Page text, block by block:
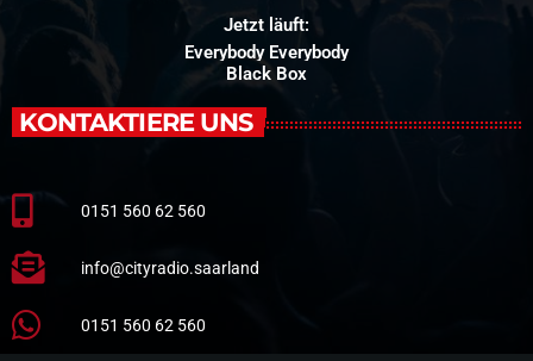
Jetzt läuft:
Everybody Everybody
Black Box
KONTAKTIERE UNS
0151 560 62 560
info@cityradio.saarland
0151 560 62 560